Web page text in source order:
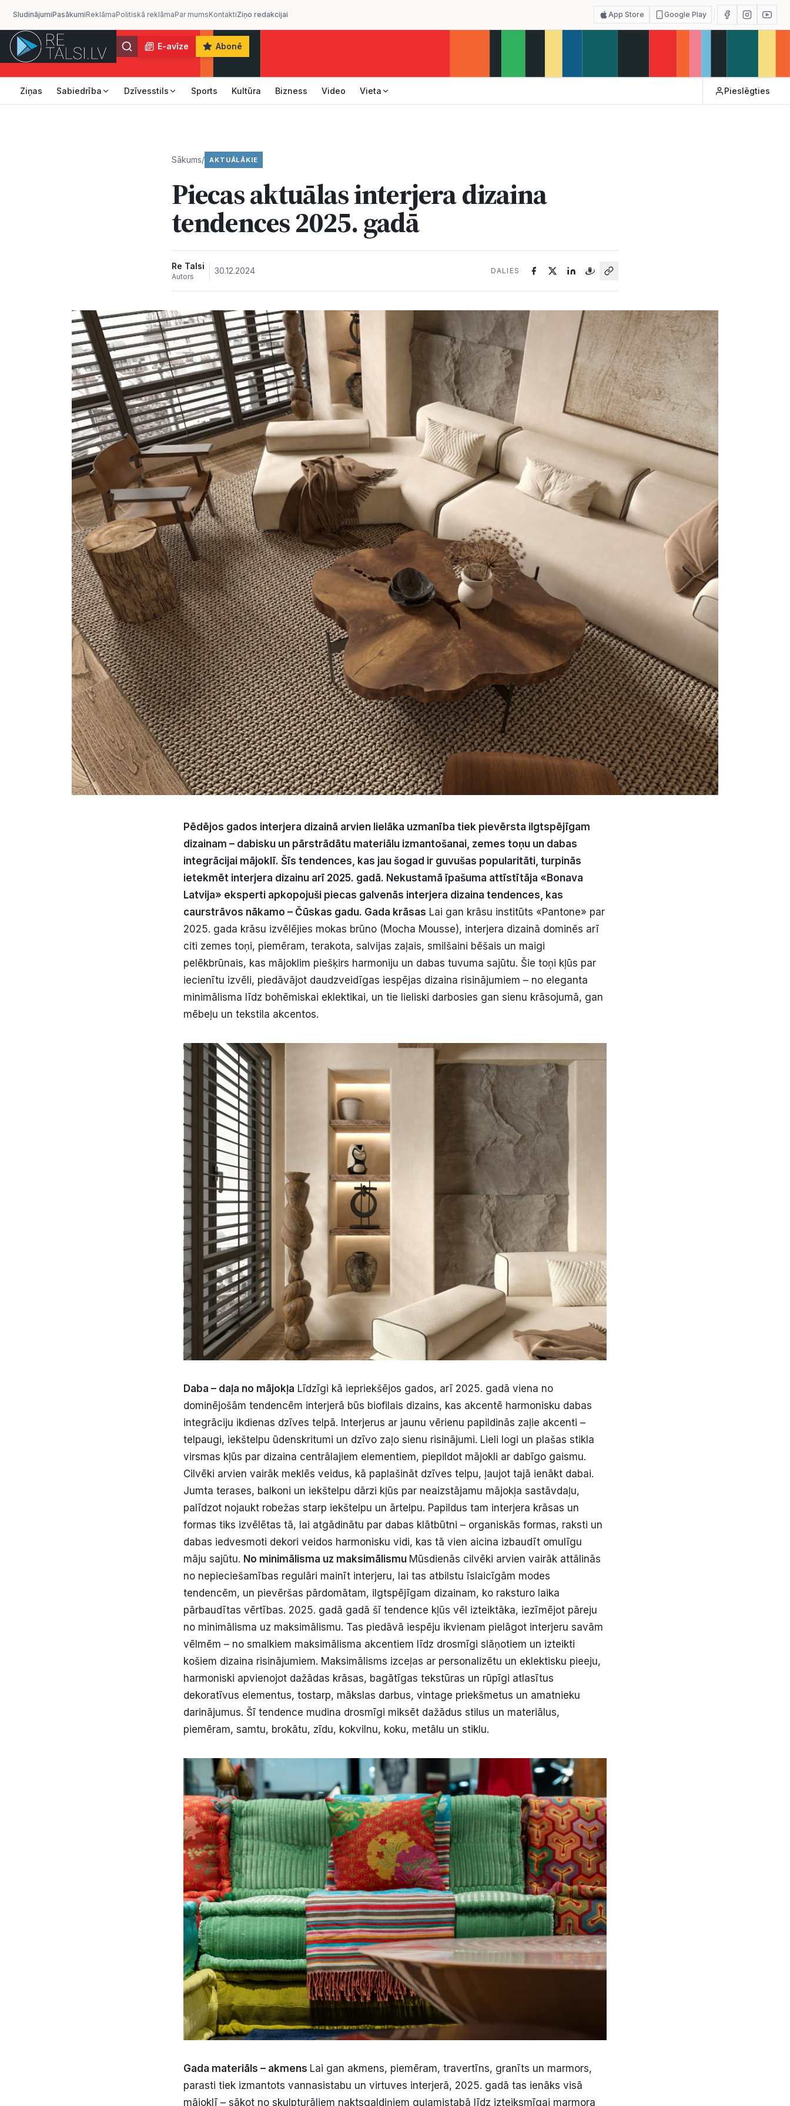
SludinājumiPasākumiReklāmaPolitiskā reklāmaPar mumsKontaktiZiņo redakcijai App Store Google Play
E-avīze Abonē
Ziņas Sabiedrība Dzīvesstils Sports Kultūra Bizness Video Vieta Pieslēgties
Sākums/ AKTUĀLĀKIE
Piecas aktuālas interjera dizaina
tendences 2025. gadā
Re Talsi
Autors
30.12.2024 DALIES
Pēdējos gados interjera dizainā arvien lielāka uzmanība tiek pievērsta ilgtspējīgam
dizainam – dabisku un pārstrādātu materiālu izmantošanai, zemes toņu un dabas
integrācijai mājoklī. Šīs tendences, kas jau šogad ir guvušas popularitāti, turpinās
ietekmēt interjera dizainu arī 2025. gadā. Nekustamā īpašuma attīstītāja «Bonava
Latvija» eksperti apkopojuši piecas galvenās interjera dizaina tendences, kas
caurstrāvos nākamo – Čūskas gadu. Gada krāsas Lai gan krāsu institūts «Pantone» par
2025. gada krāsu izvēlējies mokas brūno (Mocha Mousse), interjera dizainā dominēs arī
citi zemes toņi, piemēram, terakota, salvijas zaļais, smilšaini bēšais un maigi
pelēkbrūnais, kas mājoklim piešķirs harmoniju un dabas tuvuma sajūtu. Šie toņi kļūs par
iecienītu izvēli, piedāvājot daudzveidīgas iespējas dizaina risinājumiem – no eleganta
minimālisma līdz bohēmiskai eklektikai, un tie lieliski darbosies gan sienu krāsojumā, gan
mēbeļu un tekstila akcentos.
Daba – daļa no mājokļa Līdzīgi kā iepriekšējos gados, arī 2025. gadā viena no
dominējošām tendencēm interjerā būs biofilais dizains, kas akcentē harmonisku dabas
integrāciju ikdienas dzīves telpā. Interjerus ar jaunu vērienu papildinās zaļie akcenti –
telpaugi, iekštelpu ūdenskritumi un dzīvo zaļo sienu risinājumi. Lieli logi un plašas stikla
virsmas kļūs par dizaina centrālajiem elementiem, piepildot mājokli ar dabīgo gaismu.
Cilvēki arvien vairāk meklēs veidus, kā paplašināt dzīves telpu, ļaujot tajā ienākt dabai.
Jumta terases, balkoni un iekštelpu dārzi kļūs par neaizstājamu mājokļa sastāvdaļu,
palīdzot nojaukt robežas starp iekštelpu un ārtelpu. Papildus tam interjera krāsas un
formas tiks izvēlētas tā, lai atgādinātu par dabas klātbūtni – organiskās formas, raksti un
dabas iedvesmoti dekori veidos harmonisku vidi, kas tā vien aicina izbaudīt omulīgu
māju sajūtu. No minimālisma uz maksimālismu Mūsdienās cilvēki arvien vairāk attālinās
no nepieciešamības regulāri mainīt interjeru, lai tas atbilstu īslaicīgām modes
tendencēm, un pievēršas pārdomātam, ilgtspējīgam dizainam, ko raksturo laika
pārbaudītas vērtības. 2025. gadā gadā šī tendence kļūs vēl izteiktāka, iezīmējot pāreju
no minimālisma uz maksimālismu. Tas piedāvā iespēju ikvienam pielāgot interjeru savām
vēlmēm – no smalkiem maksimālisma akcentiem līdz drosmīgi slāņotiem un izteikti
košiem dizaina risinājumiem. Maksimālisms izceļas ar personalizētu un eklektisku pieeju,
harmoniski apvienojot dažādas krāsas, bagātīgas tekstūras un rūpīgi atlasītus
dekoratīvus elementus, tostarp, mākslas darbus, vintage priekšmetus un amatnieku
darinājumus. Šī tendence mudina drosmīgi miksēt dažādus stilus un materiālus,
piemēram, samtu, brokātu, zīdu, kokvilnu, koku, metālu un stiklu.
Gada materiāls – akmens Lai gan akmens, piemēram, travertīns, granīts un marmors,
parasti tiek izmantots vannasistabu un virtuves interjerā, 2025. gadā tas ienāks visā
mājoklī – sākot no skulpturāliem naktsgaldiņiem guļamistabā līdz izteiksmīgai marmora